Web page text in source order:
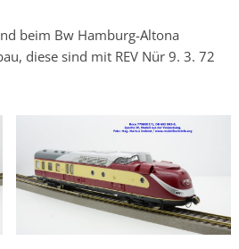
beim Bw Hamburg-Altona
diese sind mit REV Nür 9. 3. 72